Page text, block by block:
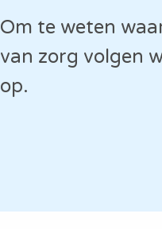
Om te weten
van zorg volgen
op.